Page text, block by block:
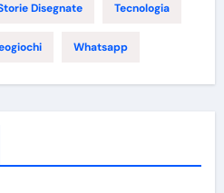
Disegnate Tecnologia
Whatsapp